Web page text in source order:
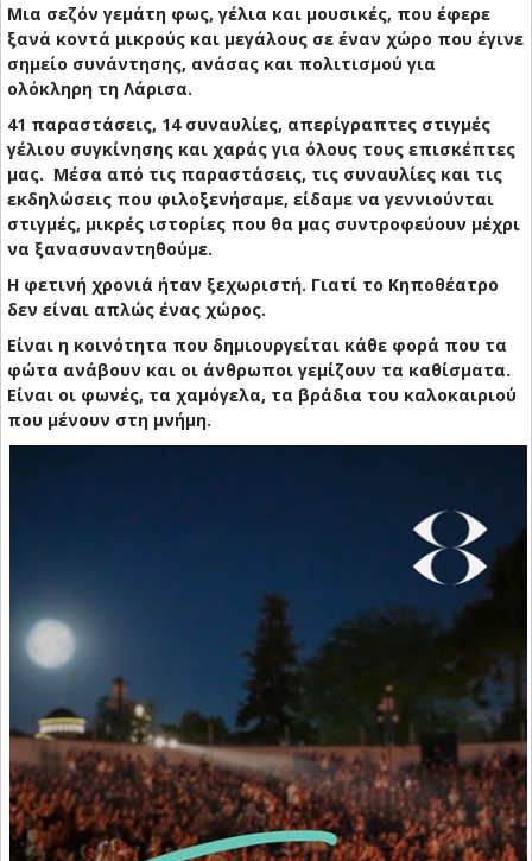
Μια σεζόν γεμάτη φως, γέλια και μουσικές, που έφερε
ξανά κοντά μικρούς και μεγάλους σε έναν χώρο που έγινε
σημείο συνάντησης, ανάσας και πολιτισμού για
ολόκληρη τη Λάρισα.
41 παραστάσεις, 14 συναυλίες, απερίγραπτες στιγμές
γέλιου συγκίνησης και χαράς για όλους τους επισκέπτες
μας. Μέσα από τις παραστάσεις, τις συναυλίες και τις
εκδηλώσεις που φιλοξενήσαμε, είδαμε να γεννιούνται
στιγμές, μικρές ιστορίες που θα μας συντροφεύουν μέχρι
να ξανασυναντηθούμε.
Η φετινή χρονιά ήταν ξεχωριστή. Γιατί το Κηποθέατρο
δεν είναι απλώς ένας χώρος.
Είναι η κοινότητα που δημιουργείται κάθε φορά που τα
φώτα ανάβουν και οι άνθρωποι γεμίζουν τα καθίσματα.
Είναι οι φωνές, τα χαμόγελα, τα βράδια του καλοκαιριού
που μένουν στη μνήμη.